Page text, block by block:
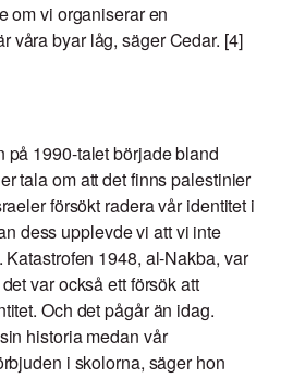
om vi organiserar en
våra byar låg, säger Cedar. [4]
på 1990-talet började bland
tala om att det finns palestinier
försökt radera vår identitet i
dess upplevde vi att vi inte
1948, al-Nakba, var
var också ett försök att
Och det pågår än idag.
historia medan vår
i skolorna, säger hon